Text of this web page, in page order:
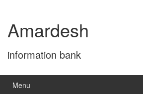
content
main
menuAmardesh
information bank
Menu